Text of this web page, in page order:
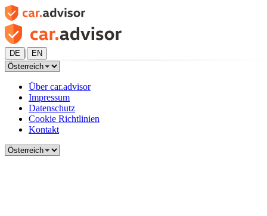
DE | EN
Über car.advisor
Impressum
Datenschutz
Cookie Richtlinien
Kontakt